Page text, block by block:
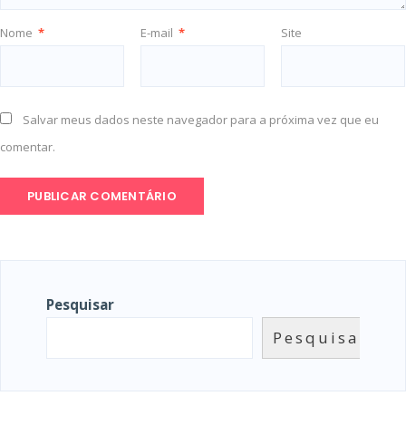
Nome * E-mail * Site
Salvar meus dados neste navegador para a próxima vez que eu
comentar.
Pesquisar
Pesquisar